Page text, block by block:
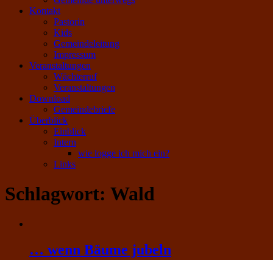
Kontakt
Pastorin
Kids
Gemeindeleitung
Impressum
Veranstaltungen
Wächterruf
Veranstaltungen
Download
Gemeindebriefe
Überblick
Einblick
Intern
wie logge ich mich ein?
Links
Schlagwort: Wald
… wenn Bäume jubeln